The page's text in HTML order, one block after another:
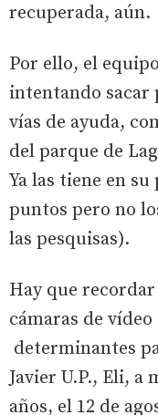
recuperada, aún.
Por ello, el
intentando sacar
vías de ayuda,
del parque de
Ya las tiene en
puntos pero no
las pesquisas).
Hay que
cámaras de
determinantes
Javier U.P., Eli, a
años, el 12 de